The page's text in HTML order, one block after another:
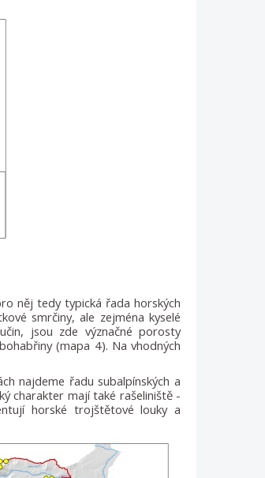
něj tedy typická řada horských
smrčiny, ale zejména kyselé
jsou zde význačné porosty
(mapa 4). Na vhodných
najdeme řadu subalpínských a
charakter mají také rašeliniště -
horské trojštětové louky a